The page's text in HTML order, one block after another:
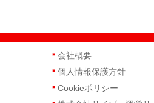
会社概要
個人情報保護方針
Cookieポリシー